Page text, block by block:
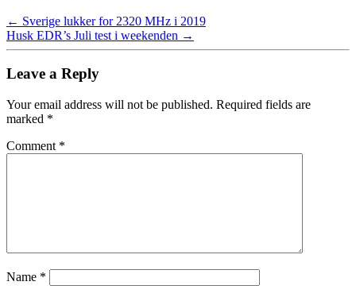
← Sverige lukker for 2320 MHz i 2019
Husk EDR’s Juli test i weekenden →
Leave a Reply
Your email address will not be published. Required fields are
marked *
Comment *
Name *